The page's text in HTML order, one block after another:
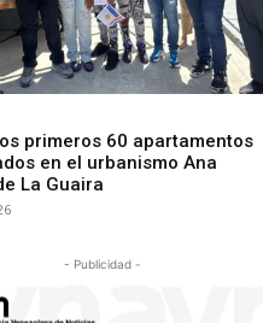
primeros 60 apartamentos
en el urbanismo Ana
La Guaira
- Publicidad -